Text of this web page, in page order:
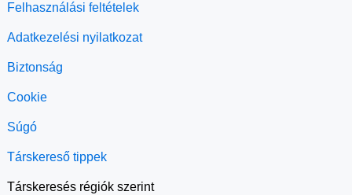
Felhasználási feltételek
Adatkezelési nyilatkozat
Biztonság
Cookie
Súgó
Társkereső tippek
Társkeresés régiók szerint